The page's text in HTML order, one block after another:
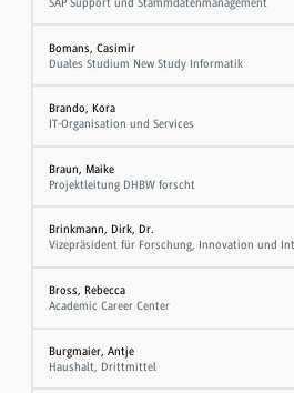
Bomans, Casimir
Duales Studium New Study Informatik
Brando, Kora
IT-Organisation und Services
Braun, Maike
Projektleitung DHBW forscht
Brinkmann, Dirk, Dr.
Vizepräsident für Forschung, Innovation und
Bross, Rebecca
Academic Career Center
Burgmaier, Antje
Haushalt, Drittmittel